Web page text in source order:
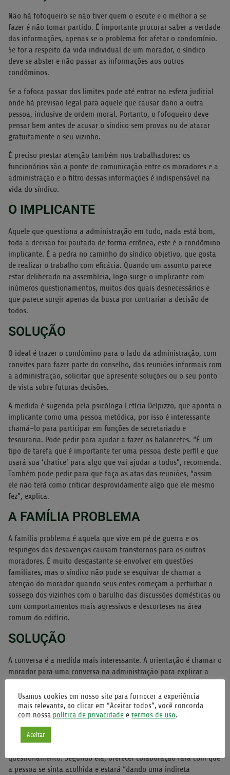
Não há fofoqueiro se não tiver quem o escute e o melhor a se
fazer é não tomar partido. É importante procurar saber a verdade
das informações, apenas se o problema for afetar o condomínio.
Se for a respeito da vida individual de um morador, o síndico
deve se abster e não passar as informações aos outros
condôminos.
Se a fofoca passar dos limites pode até entrar na esfera judicial
onde há previsão legal para aquele que causar dano a outra
pessoa, inclusive de ordem moral. Portanto, o fofoqueiro deve
pensar bem antes de acusar o síndico sem provas ou de atacar
gratuitamente o seu vizinho.
É preciso prestar atenção também nos trabalhadores: os
funcionários são a ponte de comunicação entre os moradores e a
administração e o filtro dessas informações é indispensável na
vida do síndico.
O IMPLICANTE
Aquele que questiona a administração em tudo, nada está bom,
toda a decisão foi pautada de forma errônea, este é o condômino
implicante. É a pedra no caminho do síndico objetivo, que gosta
de realizar o trabalho com eficácia. Quando um assunto parece
estar deliberado na assembleia, logo surge o implicante com
inúmeros questionamentos, muitos dos quais desnecessários e
que parece surgir apenas da busca por contrariar a decisão de
todos.
SOLUÇÃO
O ideal é trazer o condômino para o lado da administração, com
convites para fazer parte do conselho, das reuniões informais com
a administração, solicitar que apresente soluções ou o seu ponto
de vista sobre futuras decisões.
A medida é sugerida pela psicóloga Letícia Delpizzo, que aponta o
implicante como uma pessoa metódica, por isso é interessante
chamá-lo para participar em funções de secretariado e
tesouraria. Pode pedir para ajudar a fazer os balancetes. “É um
tipo de tarefa que é importante ter uma pessoa deste perfil e que
usará sua ‘chatice’ para algo que vai ajudar a todos”, recomenda.
Também pode pedir para que faça as atas das reuniões, “assim
ele não terá como criticar desprovidamente algo que ele mesmo
fez”, explica.
A FAMÍLIA PROBLEMA
A família problema é aquela que vive em pé de guerra e os
respingos das desavenças causam transtornos para os outros
moradores. É muito desgastante se envolver em questões
familiares, mas o síndico não pode se esquivar de chamar a
atenção do morador quando seus entes começam a perturbar o
sossego dos vizinhos com o barulho das discussões domésticas ou
com comportamentos mais agressivos e descorteses na área
comum do edifício.
SOLUÇÃO
A conversa é a medida mais interessante. A orientação é chamar o
morador para uma conversa na administração para explicar a
de tomar conhecimento do que diz o Regimento Interno.
A psicóloga Letícia ensina um truque para iniciar um diálogo com
estão incomodando. “Percebo uma certa agitação no seu
questionamento. Segundo ela, oferecer colaboração fará com que
a pessoa se sinta acolhida e estará “dando uma indireta
Usamos cookies em nosso site para fornecer a experiência
mais relevante, ao clicar em “Aceitar todos”, você concorda
com nossa política de privacidade e termos de uso.
Aceitar